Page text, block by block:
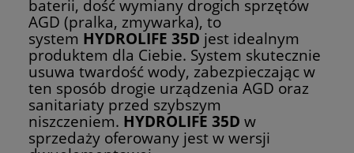
baterii, dość wymiany drogich sprzętów
AGD (pralka, zmywarka), to
system HYDROLIFE 35D jest idealnym
produktem dla Ciebie. System skutecznie
usuwa twardość wody, zabezpieczając w
ten sposób drogie urządzenia AGD oraz
sanitariaty przed szybszym
niszczeniem. HYDROLIFE 35D w
sprzedaży oferowany jest w wersji